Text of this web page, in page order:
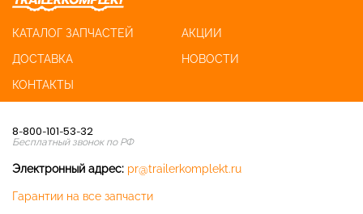
КАТАЛОГ ЗАПЧАСТЕЙ
АКЦИИ
ДОСТАВКА
НОВОСТИ
КОНТАКТЫ
8-800-101-53-32
Бесплатный звонок по РФ
Электронный адрес: pr@trailerkomplekt.ru
Гарантии на все запчасти